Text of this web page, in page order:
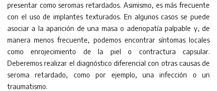
presentar como seromas retardados. Asimismo, es más frecuente
con el uso de implantes texturados. En algunos casos se puede
asociar a la aparición de una masa o adenopatía palpable y, de
manera menos frecuente, podemos encontrar síntomas locales
como enrojecimiento de la piel o contractura capsular.
Deberemos realizar el diagnóstico diferencial con otras causas de
seroma retardado, como por ejemplo, una infección o un
traumatismo.